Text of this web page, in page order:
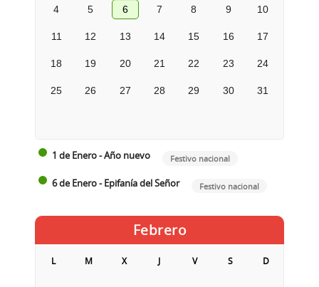
4 5 6 7 8 9 10
11 12 13 14 15 16 17
18 19 20 21 22 23 24
25 26 27 28 29 30 31
1 de Enero - Año nuevo Festivo nacional
6 de Enero - Epifanía del Señor Festivo nacional
Febrero
L M X J V S D